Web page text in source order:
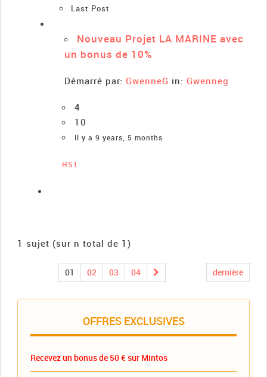
Last Post
Nouveau Projet LA MARINE avec
un bonus de 10%
Démarré par: GwenneG in: Gwenneg
4
10
Il y a 9 years, 5 months
HS1
1 sujet (sur n total de 1)
01 02 03 04 dernière
OFFRES EXCLUSIVES
Recevez un bonus de 50 € sur Mintos